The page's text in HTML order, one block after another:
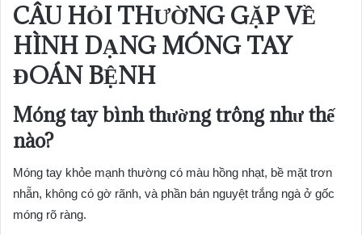
CÂU HỎI THƯỜNG GẶP VỀ
HÌNH DẠNG MÓNG TAY
ĐOÁN BỆNH
Móng tay bình thường trông như thế
nào?
Móng tay khỏe mạnh thường có màu hồng nhạt, bề mặt trơn
nhẵn, không có gờ rãnh, và phần bán nguyệt trắng ngà ở gốc
móng rõ ràng.